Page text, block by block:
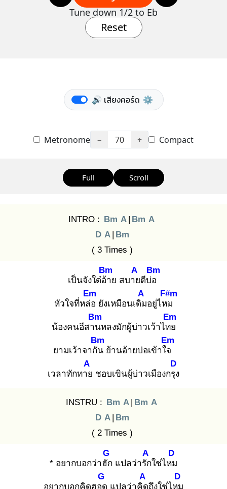
Tune down 1/2 to Eb
Reset
🔊 เสียงคอร์ด ⚙️
Metronome − 70 + Compact
Full Scroll
INTRO : Bm A | Bm A
D A | Bm
( 3 Times )
เป็นจังใด๋อ้า
Bm
ย สบาย
A
ดีบ่อ
Bm
หัวใจที่หล่อ
Em
ยังเหมือนเดิม
A
อยู่ไหม
F#m
น้องคนอีสาน
Bm
หลงมักผู้บ่าวเว้าไทย
Em
ยามเว้าจากัน
Bm
ย้านอ้ายบ่อเข้าใจ
Em
เวลาทักทาย
A
ชอบเขินผู้บ่าวเมืองกรุง
D
INSTRU : Bm A | Bm A
D A | Bm
( 2 Times )
* อยากบอกว่าฮัก
G
แปลว่ารัก
A
ใช่ไหม
D
อยากบอกคิดฮอด
G
แปลว่าคิด
A
ถึงใช่ไหม
D